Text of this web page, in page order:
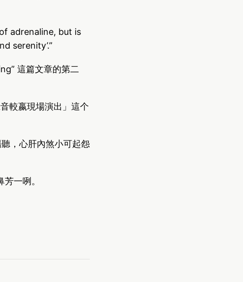
adrenaline, but is
serenity’.”
這篇文章的第二
較嬴現場演出」這个
，心肝內煞小可起怨
一咧。